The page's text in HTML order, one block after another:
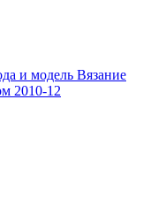
и модель Вязание
2010-12